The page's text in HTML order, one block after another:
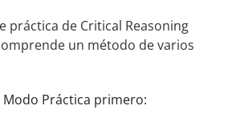
práctica de Critical Reasoning
un método de varios
Modo Práctica primero: